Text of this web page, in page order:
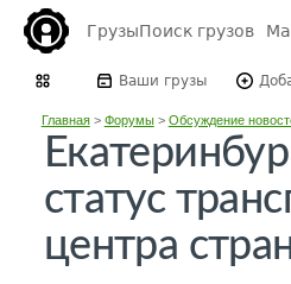
ГрузыПоиск грузов
Ваши грузы
Главная> Форумы> Обсуждение
статус
центра